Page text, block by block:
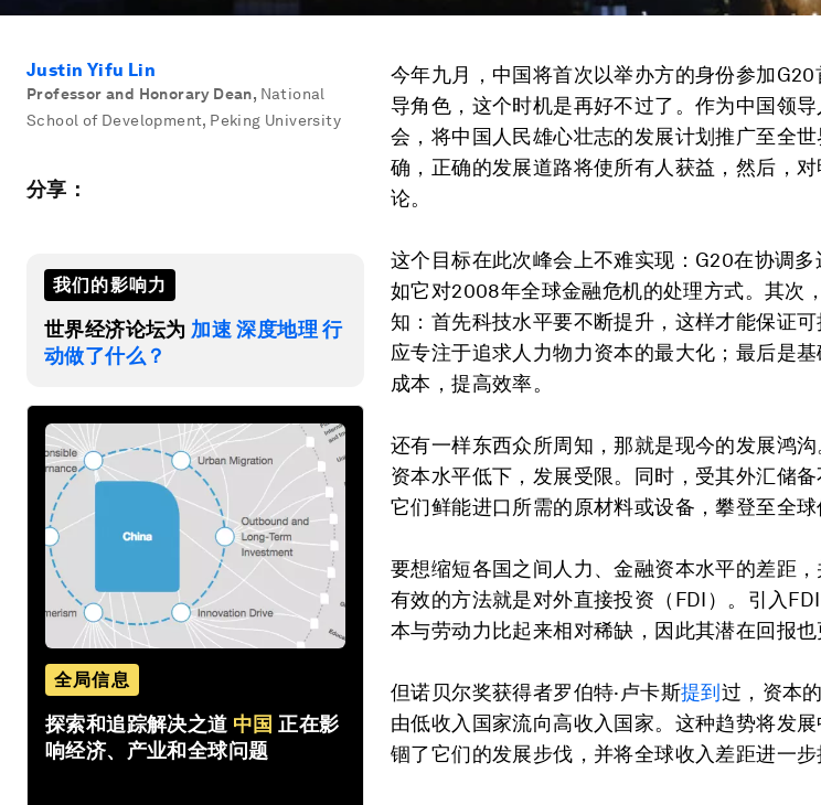
Justin Yifu Lin
Professor and Honorary Dean, National
School of Development, Peking University
分享：
我们的影响力
世界经济论坛为 加速 深度地理 行
动做了什么？
全局信息
探索和追踪解决之道 中国 正在影
响经济、产业和全球问题
今年九月，中国将首次以举办方的身份参加
导角色，这个时机是再好不过了。作为中国领
会，将中国人民雄心壮志的发展计划推广至全
确，正确的发展道路将使所有人获益，然后，
论。
这个目标在此次峰会上不难实现：G20在协调
如它对2008年全球金融危机的处理方式。其次
知：首先科技水平要不断提升，这样才能保证
应专注于追求人力物力资本的最大化；最后是
成本，提高效率。
还有一样东西众所周知，那就是现今的发展鸿
资本水平低下，发展受限。同时，受其外汇储
它们鲜能进口所需的原材料或设备，攀登至全球
要想缩短各国之间人力、金融资本水平的差距
有效的方法就是对外直接投资（FDI）。引入
本与劳动力比起来相对稀缺，因此其潜在回报也
但诺贝尔奖获得者罗伯特·卢卡斯提到 过，资本
由低收入国家流向高收入国家。这种趋势将发
锢了它们的发展步伐，并将全球收入差距进一步